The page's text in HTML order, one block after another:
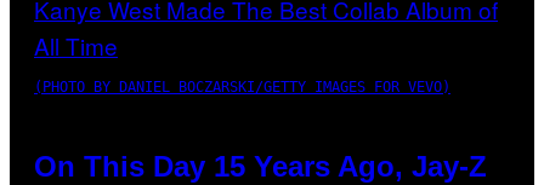
(PHOTO BY DANIEL BOCZARSKI/GETTY IMAGES FOR VEVO)
On This Day 15 Years Ago, Jay-Z